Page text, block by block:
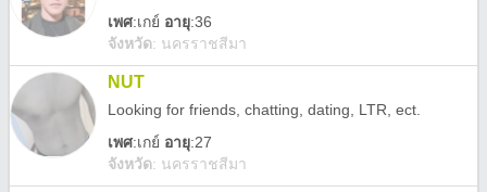
เพศ:เกย์ อายุ:36
จังหวัด: นครราชสีมา
NUT
Looking for friends, chatting, dating, LTR, ect.
เพศ:เกย์ อายุ:27
จังหวัด: นครราชสีมา